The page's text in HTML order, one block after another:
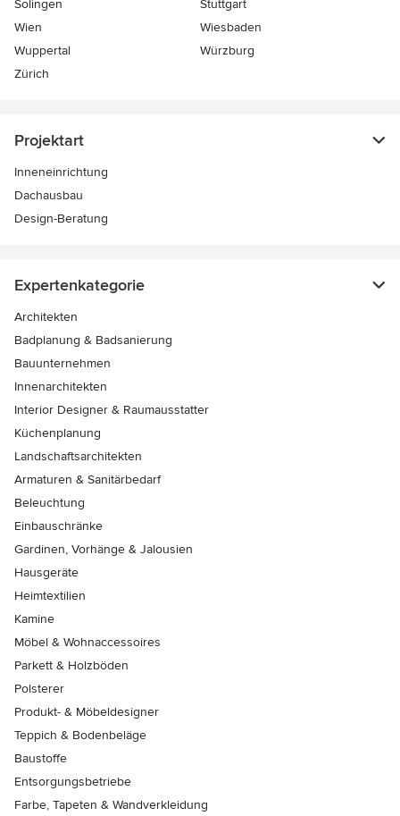
Solingen
Stuttgart
Wien
Wiesbaden
Wuppertal
Würzburg
Zürich
Projektart
Inneneinrichtung
Dachausbau
Design-Beratung
Expertenkategorie
Architekten
Badplanung & Badsanierung
Bauunternehmen
Innenarchitekten
Interior Designer & Raumausstatter
Küchenplanung
Landschaftsarchitekten
Armaturen & Sanitärbedarf
Beleuchtung
Einbauschränke
Gardinen, Vorhänge & Jalousien
Hausgeräte
Heimtextilien
Kamine
Möbel & Wohnaccessoires
Parkett & Holzböden
Polsterer
Produkt- & Möbeldesigner
Teppich & Bodenbeläge
Baustoffe
Entsorgungsbetriebe
Farbe, Tapeten & Wandverkleidung